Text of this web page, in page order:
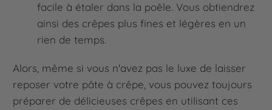
facile à étaler dans la poêle. Vous obtiendrez
ainsi des crêpes plus fines et légères en un
rien de temps.
Alors, même si vous n'avez pas le luxe de laisser
reposer votre pâte à crêpe, vous pouvez toujours
préparer de délicieuses crêpes en utilisant ces